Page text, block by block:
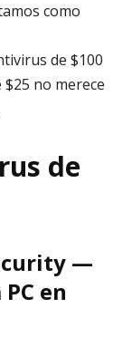
como
de $100
no merece
de
—
en